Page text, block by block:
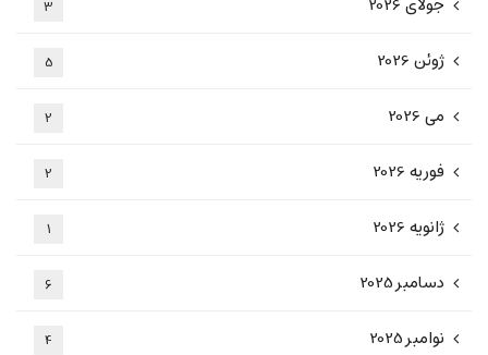
3
ژوئن 2026 5
می 2026 2
فوریه 2026 2
ژانویه 2026 1
دسامبر 2025 6
نوامبر 2025 4